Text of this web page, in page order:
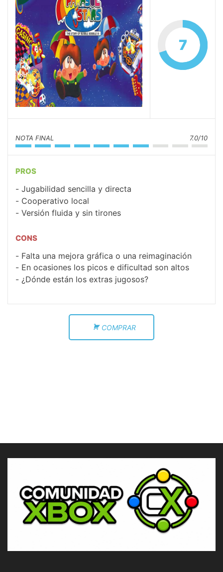
7
NOTA FINAL 7.0/10
PROS
Jugabilidad sencilla y directa
Cooperativo local
Versión fluida y sin tirones
CONS
Falta una mejora gráfica o una reimaginación
En ocasiones los picos e dificultad son altos
¿Dónde están los extras jugosos?
COMPRAR